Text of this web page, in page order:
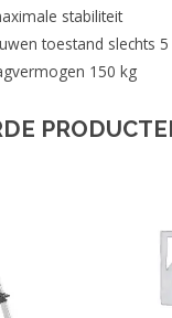
stabiliteit
toestand slechts
150 kg